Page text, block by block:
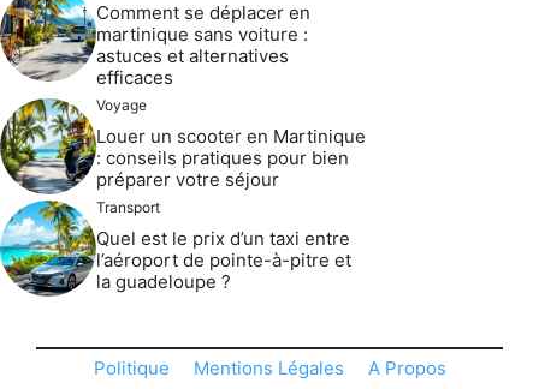
Comment se déplacer en
martinique sans voiture :
astuces et alternatives
efficaces
Voyage
Louer un scooter en Martinique
: conseils pratiques pour bien
préparer votre séjour
Transport
Quel est le prix d’un taxi entre
l’aéroport de pointe-à-pitre et
la guadeloupe ?
Politique Mentions Légales A Propos